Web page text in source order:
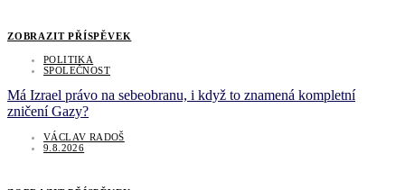
ZOBRAZIT PŘÍSPĚVEK
POLITIKA
SPOLEČNOST
Má Izrael právo na sebeobranu, i když to znamená kompletní
zničení Gazy?
VÁCLAV RADOŠ
9.8.2026